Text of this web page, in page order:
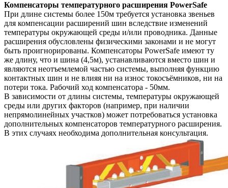
Компенсаторы температурного расширения PowerSafe
При длине системы более 150м требуется установка звеньев
для компенсации расширений шин вследствие изменений
температуры окружающей среды и/или проводника. Данные
расширения обусловлены физическими законами и не могут
быть проигнорированы. Компенсаторы PowerSafe имеют ту
же длину, что и шина (4,5м), устанавливаются вместо шин и
являются неотъемлемой частью системы, выполняя функцию
контактных шин и не влияя ни на износ токосъёмников, ни на
потери тока. Рабочий ход компенсатора - 50мм.
В зависимости от длины системы, температуры окружающей
среды или других факторов (например, при наличии
непрямолинейных участков) может потребоваться установка
дополнительных компенсаторов температурного расширения.
В этих случаях необходима дополнительная консультация.